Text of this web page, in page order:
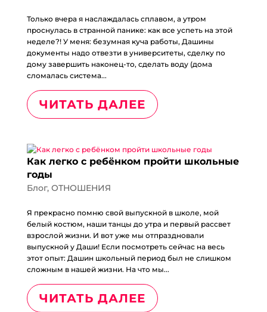
Только вчера я наслаждалась сплавом, а утром
проснулась в странной панике: как все успеть на этой
неделе?! У меня: безумная куча работы, Дашины
документы надо отвезти в университеты, сделку по
дому завершить наконец-то, сделать воду (дома
сломалась система...
ЧИТАТЬ ДАЛЕЕ
Как легко с ребёнком пройти школьные
годы
Блог, ОТНОШЕНИЯ
Я прекрасно помню свой выпускной в школе, мой
белый костюм, наши танцы до утра и первый рассвет
взрослой жизни. И вот уже мы отпраздновали
выпускной у Даши! Если посмотреть сейчас на весь
этот опыт: Дашин школьный период был не слишком
сложным в нашей жизни. На что мы...
ЧИТАТЬ ДАЛЕЕ